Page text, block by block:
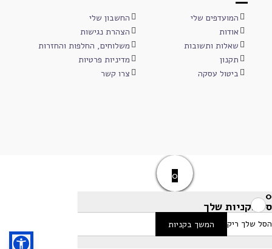
המועדפים שלי
החשבון שלי
אודות
הצהרת נגישות
שאלות ותשובות
משלוחים, החלפות והחזרות
תקנון
מדיניות פרטיות
ביטול עסקה
צרו קשר
0
0
סל הקניות שלך
הסל שלך ריק המשך בקניות